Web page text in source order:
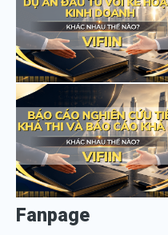
Fanpage